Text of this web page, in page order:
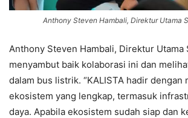
Anthony Steven Hambali, Direktur Utama
Anthony Steven Hambali, Direktur Utama
menyambut baik kolaborasi ini dan
dalam bus listrik. “KALISTA hadir dengan
ekosistem yang lengkap, termasuk
daya. Apabila ekosistem sudah siap dan